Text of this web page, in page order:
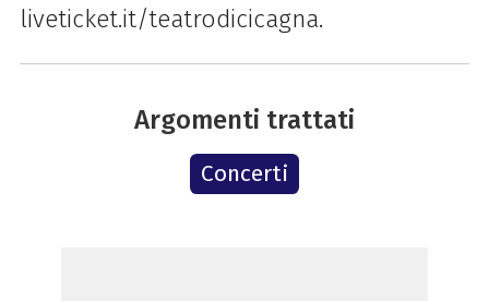
liveticket.it/teatrodicicagna.
Argomenti trattati
Concerti